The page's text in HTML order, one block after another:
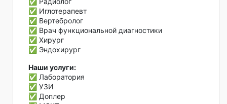
✅ Иглотерапевт
✅ Вертебролог
✅ Врач функциональной диагностики
✅ Хирург
✅ Эндохирург
Наши услуги:
✅ Лаборатория
✅ УЗИ
✅ Доплер